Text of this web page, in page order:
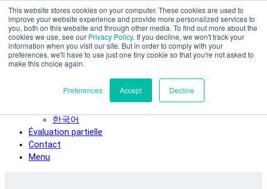
This website stores cookies on your computer. These cookies are used to
improve your website experience and provide more personalized services to
you, both on this website and through other media. To find out more about the
cookies we use, see our Privacy Policy. If you decline, we won't track your
information when you visit our site. But in order to comply with your
preferences, we'll have to use just one tiny cookie so that you're not asked to
make this choice again.
Preferences Accept Decline
Skip to main content
SPEE3D
Français
English
Español
Italiano
한국어
Évaluation partielle
Contact
Menu